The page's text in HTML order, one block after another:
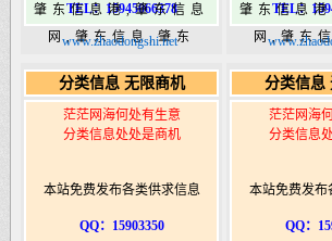
TEL：15945066378
肇东信息港,肇东信息
网,肇东信息,肇东
港|www.zhaodongshi.com
www.zhaodongshi.net
TEL：
肇东信息
网,肇东
港
分类信息 无限商机
茫茫网海何处有生意
分类信息处处是商机
本站免费发布各类供求信息
QQ：15903350
分类信息
茫茫网海
分类信息
本站免费发布
QQ：